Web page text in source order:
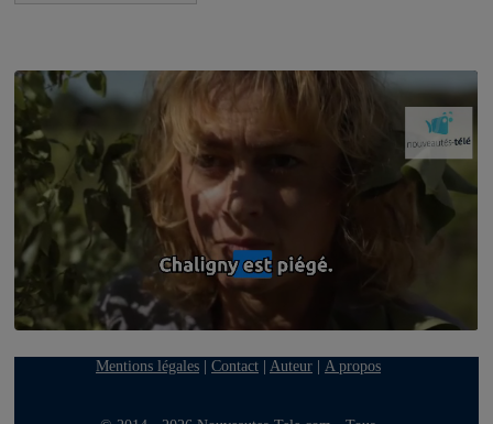
Mentions légales| Contact| Auteur| A propos